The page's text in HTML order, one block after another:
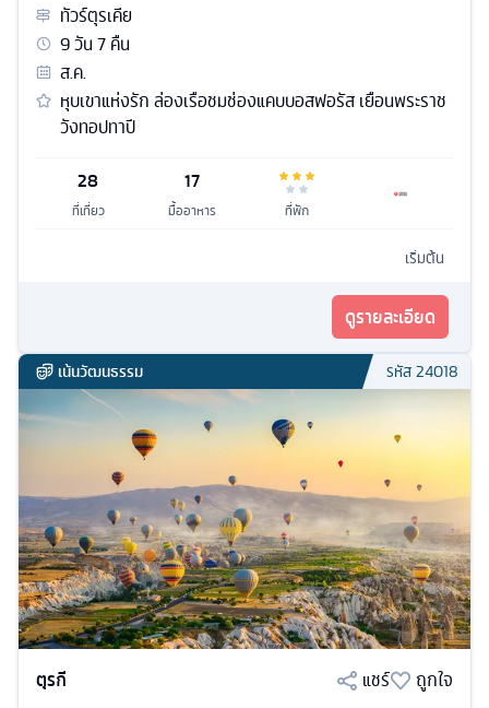
ทัวร์ตุรเคีย
9วัน7คืน
ส.ค.
หุบเขาแห่งรัก ล่องเรือชมช่องแคบบอสฟอรัส เยือนพระราช
วังทอปทาปี
28
ที่เที่ยว
17
มื้ออาหาร ที่พัก
เริ่มต้น
ดูรายละเอียด
เน้นวัฒนธรรม รหัส24018
ตุรกี แชร์
ถูกใจ